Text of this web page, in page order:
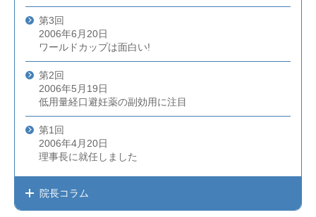
第3回
2006年6月20日
ワールドカップは面白い!
第2回
2006年5月19日
低用量経口避妊薬の副効用に注目
第1回
2006年4月20日
理事長に就任しました
院長コラム